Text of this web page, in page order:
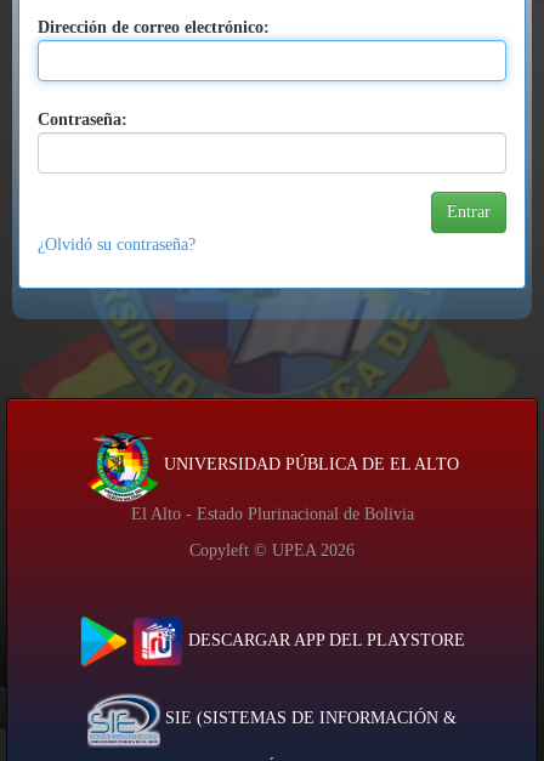
Dirección de correo electrónico:
Contraseña:
¿Olvidó su contraseña?
UNIVERSIDAD PÚBLICA DE EL ALTO
El Alto - Estado Plurinacional de Bolivia
Copyleft © UPEA 2026
DESCARGAR APP DEL PLAYSTORE
SIE (SISTEMAS DE INFORMACIÓN &